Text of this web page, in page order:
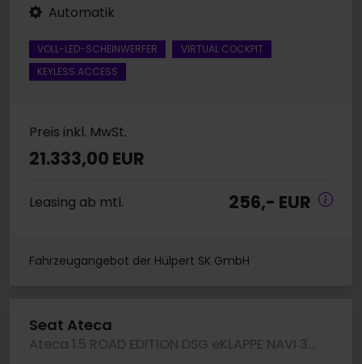
Automatik
VOLL-LED-SCHEINWERFER
VIRTUAL COCKPIT
KEYLESS ACCESS
Preis inkl. MwSt.
21.333,00 EUR
Leasing ab mtl. 256,- EUR
Fahrzeugangebot der Hülpert SK GmbH
Seat Ateca
Ateca 1.5 ROAD EDITION DSG eKLAPPE NAVI 360CAM